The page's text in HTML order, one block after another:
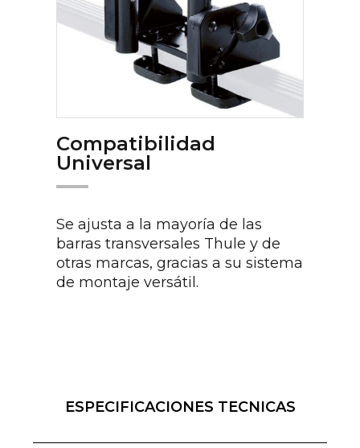
Compatibilidad
Universal
Se ajusta a la mayoría de las
barras transversales Thule y de
otras marcas, gracias a su sistema
de montaje versátil.
ESPECIFICACIONES TECNICAS